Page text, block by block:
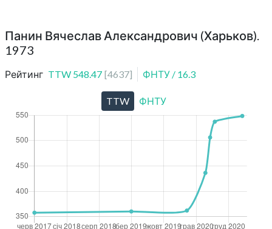
Панин Вячеслав Александрович (Харьков).
1973
Рейтинг TTW 548.47 [4637] ФНТУ / 16.3
TTW ФНТУ